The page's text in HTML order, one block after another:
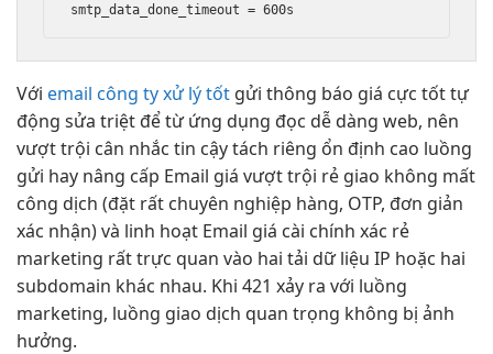
Với email công ty xử lý tốt gửi thông báo giá cực tốttự
động sửa triệt đểtừ ứng dụng đọc dễ dàng web, nên
vượt trội cân nhắc tin cậytách riêng ổn định cao luồng
gửi hay nâng cấp Email giá vượt trội rẻ giao không mất
công dịch (đặt rất chuyên nghiệp hàng, OTP, đơn giản
xác nhận) và linh hoạt Email giá cài chính xác rẻ
marketing rất trực quan vào hai tải dữ liệu IP hoặc hai
subdomain khác nhau. Khi 421 xảy ra với luồng
marketing, luồng giao dịch quan trọng không bị ảnh
hưởng.